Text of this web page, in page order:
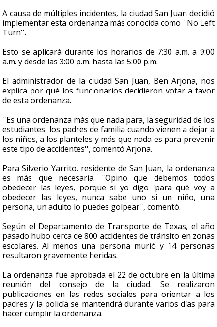
A causa de múltiples incidentes, la ciudad San Juan decidió
implementar esta ordenanza más conocida como ''No Left
Turn''.
Esto se aplicará durante los horarios de 7:30 a.m. a 9:00
a.m. y desde las 3:00 p.m. hasta las 5:00 p.m.
El administrador de la ciudad San Juan, Ben Arjona, nos
explica por qué los funcionarios decidieron votar a favor
de esta ordenanza.
''Es una ordenanza más que nada para, la seguridad de los
estudiantes, los padres de familia cuando vienen a dejar a
los niños, a los planteles y más que nada es para prevenir
este tipo de accidentes'', comentó Arjona.
Para Silverio Yarrito, residente de San Juan, la ordenanza
es más que necesaria. ''Opino que debemos todos
obedecer las leyes, porque si yo digo 'para qué voy a
obedecer las leyes, nunca sabe uno si un niño, una
persona, un adulto lo puedes golpear'', comentó.
Según el Departamento de Transporte de Texas, el año
pasado hubo cerca de 800 accidentes de tránsito en zonas
escolares. Al menos una persona murió y 14 personas
resultaron gravemente heridas.
La ordenanza fue aprobada el 22 de octubre en la última
reunión del consejo de la ciudad. Se realizaron
publicaciones en las redes sociales para orientar a los
padres y la policía se mantendrá durante varios días para
hacer cumplir la ordenanza.